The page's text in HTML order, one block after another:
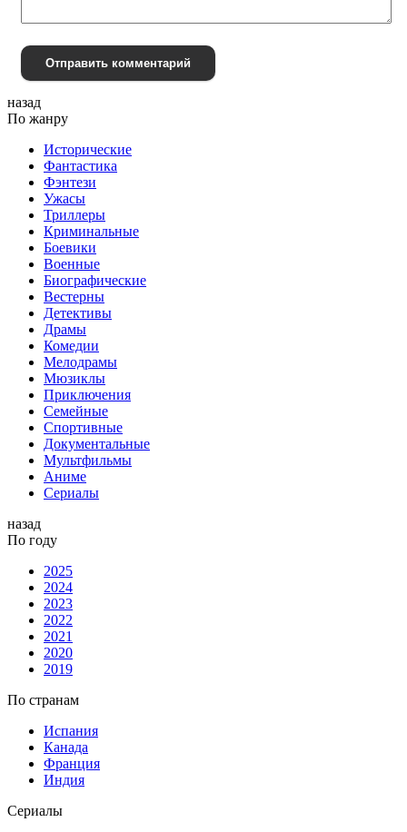
Отправить комментарий
назад
По жанру
Исторические
Фантастика
Фэнтези
Ужасы
Триллеры
Криминальные
Боевики
Военные
Биографические
Вестерны
Детективы
Драмы
Комедии
Мелодрамы
Мюзиклы
Приключения
Семейные
Спортивные
Документальные
Мультфильмы
Аниме
Сериалы
назад
По году
2025
2024
2023
2022
2021
2020
2019
По странам
Испания
Канада
Франция
Индия
Сериалы